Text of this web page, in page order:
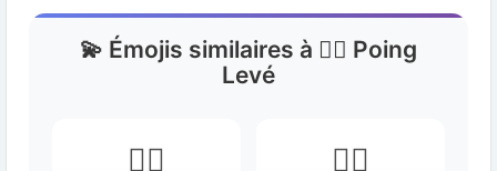
💫 Émojis similaires à ✊🏽 Poing
Levé
👉🏽 👍🏽